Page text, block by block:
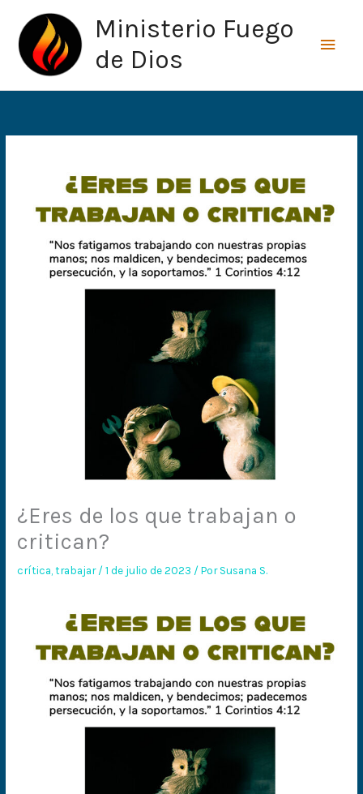
contenido
Ministerio Fuego
de Dios
¿Eres de los que trabajan o
critican?
crítica,trabajar/1 de julio de 2023 / PorSusana S.